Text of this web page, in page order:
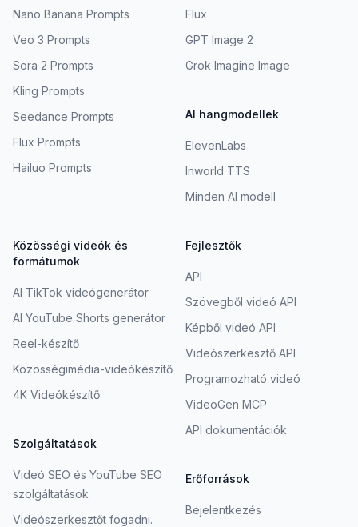
Nano Banana Prompts
Veo 3 Prompts
Sora 2 Prompts
Kling Prompts
Seedance Prompts
Flux Prompts
Hailuo Prompts
Flux
GPT Image 2
Grok Imagine Image
AI hangmodellek
ElevenLabs
Inworld TTS
Minden AI modell
Közösségi videók és
formátumok
AI TikTok videógenerátor
AI YouTube Shorts generátor
Reel-készítő
Közösségimédia-videókészítő
4K Videókészítő
Szolgáltatások
Videó SEO és YouTube SEO
szolgáltatások
Videószerkesztőt fogadni.
Fejlesztők
API
Szövegből videó API
Képből videó API
Videószerkesztő API
Programozható videó
VideoGen MCP
API dokumentációk
Erőforrások
Bejelentkezés